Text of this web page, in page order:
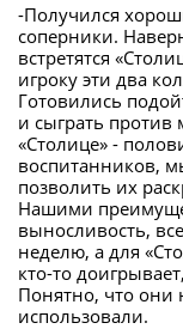
-Получился
соперники.
встретятся
игроку эти два
Готовились
и сыграть против
«Столице» -
воспитанников,
позволить их
Нашими
выносливость,
неделю, а для
кто-то
Понятно, что они
использовали.